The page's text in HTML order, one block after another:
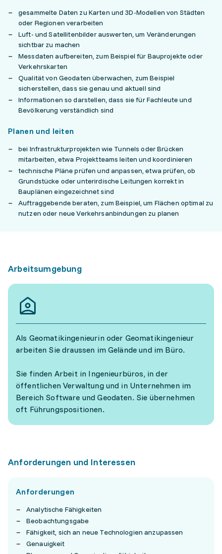
gesammelte Daten zu Karten und 3D-Modellen von Städten
oder Regionen verarbeiten
Luft- und Satellitenbilder auswerten, um Veränderungen
sichtbar zu machen
Messdaten aufbereiten, zum Beispiel für Bauprojekte oder
Verkehrskarten
Qualität von Geodaten überwachen, zum Beispiel
sicherstellen, dass sie genau und aktuell sind
Informationen so darstellen, dass sie für Fachleute und
Bevölkerung verständlich sind
Planen und leiten
bei Infrastrukturprojekten wie Tunnels oder Brücken
mitarbeiten, etwa Projektteams leiten und koordinieren
technische Pläne prüfen und anpassen, etwa prüfen, ob
Grundstücke oder unterirdische Leitungen korrekt in
Bauplänen eingezeichnet sind
Auftraggebende beraten, zum Beispiel, um Flächen optimal zu
nutzen oder neue Verkehrsanbindungen zu planen
Arbeitsumgebung
Als Geomatikingenieurin oder Geomatikingenieur
arbeiten Sie draussen im Gelände und im Büro.
Sie finden Arbeit in Ingenieurbüros, in der
öffentlichen Verwaltung und in Unternehmen im
Bereich Software und Geodaten. Sie übernehmen
oft Führungspositionen.
Anforderungen und Interessen
Anforderungen
Analytische Fähigkeiten
Beobachtungsgabe
Fähigkeit, sich an neue Technologien anzupassen
Genauigkeit